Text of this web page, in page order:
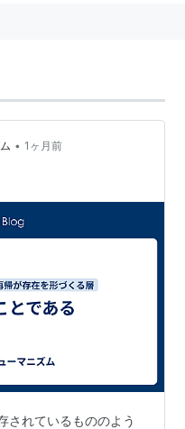
• 1ヶ月前
されているもののよう